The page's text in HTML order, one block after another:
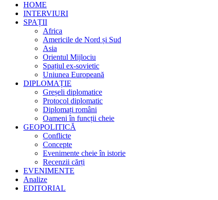
HOME
INTERVIURI
SPAȚII
Africa
Americile de Nord și Sud
Asia
Orientul Mijlociu
Spațiul ex-sovietic
Uniunea Europeană
DIPLOMAȚIE
Greșeli diplomatice
Protocol diplomatic
Diplomați români
Oameni în funcții cheie
GEOPOLITICĂ
Conflicte
Concepte
Evenimente cheie în istorie
Recenzii cărți
EVENIMENTE
Analize
EDITORIAL